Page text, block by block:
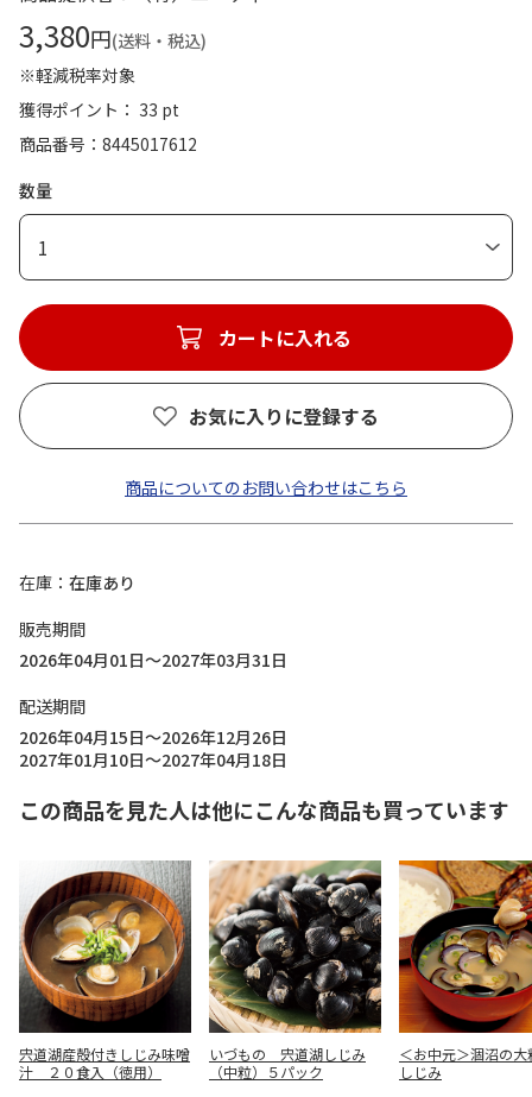
3,380円(送料・税込)
※軽減税率対象
獲得ポイント： 33 pt
商品番号
8445017612
数量
1
カートに入れる
お気に入りに登録する
商品についてのお問い合わせはこちら
在庫
在庫あり
販売期間
2026年04月01日～2027年03月31日
配送期間
2026年04月15日～2026年12月26日
2027年01月10日～2027年04月18日
この商品を見た人は他にこんな商品も買っています
宍道湖産殻付きしじみ味噌
汁 ２０食入（徳用）
いづもの 宍道湖しじみ
（中粒）５パック
＜お中元＞涸沼の大
しじみ